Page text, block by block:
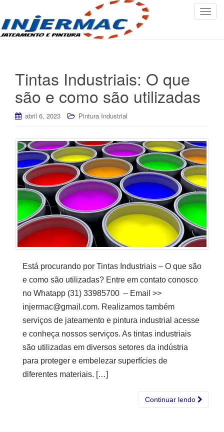
T
a
t
i
o
n
Tintas Industriais: O que
são e como são utilizadas
abril 6, 2023 Pintura Industrial
Está procurando por Tintas Industriais – O que são
e como são utilizadas? Entre em contato conosco
no Whatapp (31) 33985700 – Email >>
injermac@gmail.com. Realizamos também
serviços de jateamento e pintura industrial acesse
e conheça nossos serviços. As tintas industriais
são utilizadas em diversos setores da indústria
para proteger e embelezar superfícies de
diferentes materiais. […]
Continuar lendo